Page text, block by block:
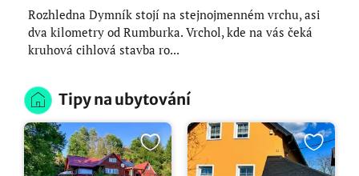
Rozhledna Dymník stojí na stejnojmenném vrchu, asi
dva kilometry od Rumburka. Vrchol, kde na vás čeká
kruhová cihlová stavba ro...
Tipy na ubytování